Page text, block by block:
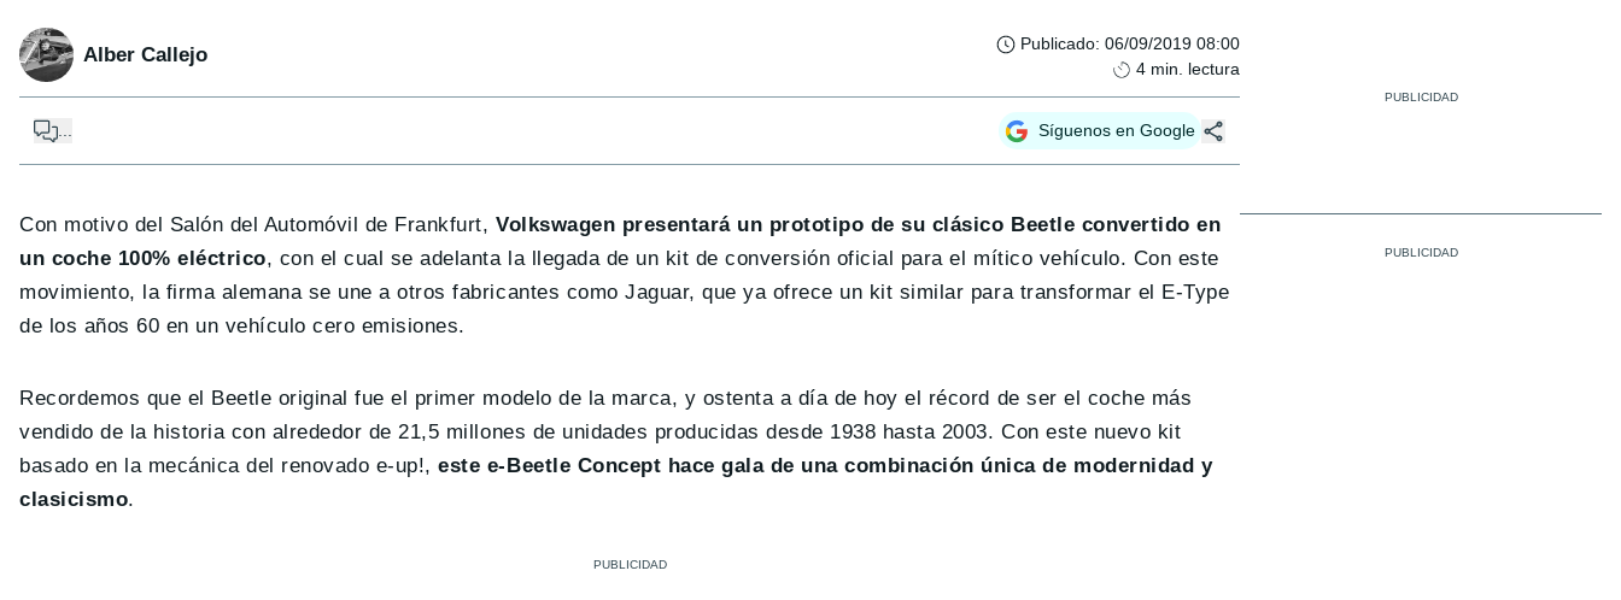
Alber Callejo Publicado: 06/09/2019 08:00
4 min. lectura
... Síguenos en Google
Con motivo del Salón del Automóvil de Frankfurt, Volkswagen presentará un prototipo de su clásico Beetle convertido en
un coche 100% eléctrico, con el cual se adelanta la llegada de un kit de conversión oficial para el mítico vehículo. Con este
movimiento, la firma alemana se une a otros fabricantes como Jaguar, que ya ofrece un kit similar para transformar el E-Type
de los años 60 en un vehículo cero emisiones.
Recordemos que el Beetle original fue el primer modelo de la marca, y ostenta a día de hoy el récord de ser el coche más
vendido de la historia con alrededor de 21,5 millones de unidades producidas desde 1938 hasta 2003. Con este nuevo kit
basado en la mecánica del renovado e-up!,este e-Beetle Concept hace gala de una combinación única de modernidad y
clasicismo.